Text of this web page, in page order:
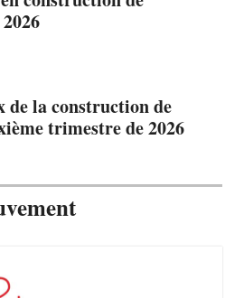
de la construction de
trimestre de 2026